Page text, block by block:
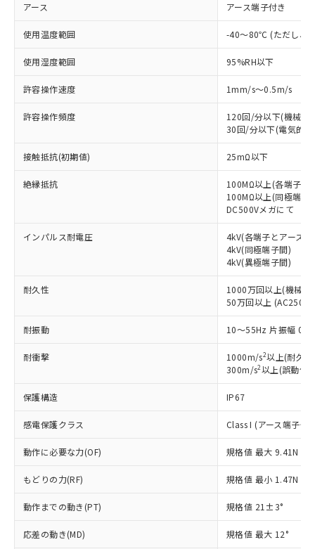
アース アース端子付き
使用温度範囲 -40～80℃ (ただし、
使用湿度範囲 95%RH以下
許容操作速度 1mm/s～0.5m/s
許容操作頻度
120回/分以下(機械的)
30回/分以下(電気的)
接触抵抗(初期値) 25mΩ以下
絶縁抵抗
100MΩ以上(各端子と
100MΩ以上(同極端子
DC500Vメガにて
インパルス耐電圧
4kV(各端子とアース間
4kV(同極端子間)
4kV(異極端子間)
耐久性
1000万回以上(機械的)
50万回以上 (AC250V
耐振動 10～55Hz 片振幅
耐衝撃 1000m/s2以上(耐久)
300m/s2以上(誤動作)
保護構造 IP67
感電保護クラス Class I (アース端子付
動作に必要な力(OF) 規格値 最大 9.41N
もどりの力(RF) 規格値 最小 1.47N
動作までの動き(PT) 規格値 21±3°
応差の動き(MD) 規格値 最大 12°
本サービスは、当社制御機器事業取扱
商品の当社在庫状況および標準価格
(税抜)を提供させていただくもので
当社制御機器事業取扱商品の中には、
本サービスの対象外となる商品もある
在庫状況および標準価格照会結果は、
記載している更新日時点での社内デー
タに基づき作成されるものであり、閲
覧された時点での実際の在庫および標
準価格とは異なる場合があることをご
正式な納期状況および標準価格はお客
様のお取引先、またはお客様担当のオ
ムロン制御機器販売店・当社販売員に
オムロン制御機器販売店や当社販売拠
」をご確認
在庫状況および標準価格結果を当社の
事前の承諾なく第三者に漏洩または開
ビス）をご利用いただくには、I-Web
メンバーズにご登録されている必要が
お客様が当ウェブサイト上で当社にご
登録された部品リストについて、当社
および当社の共同利用者が、当社の製
品・サービスに関するお客様との取
引・商談に必要な範囲で利用すること
をご了承ください。
"個人情報
の共同利用に関して"
の「1.共同利
指します。
調査・確認中：EU RoHS指令（10物質）の
非含有の対応状況を調査中または確認中の
商品です。
非該当品：ライセンス料など無形物で、有
害物質有無と関係のない商品です。
仕入先様の事情により、非含有部品として
いたものが、含有品と判明した場合などや
むを得ず変更することがあります。
鉛(Pb) 1000ppm以下、 水銀(Hg) 1000ppm以下、 カド
ミウム(Cd) 100ppm以下、
(PBDE) 1000ppm以下、フタル酸ビス(2-エチルヘキシ
ル) (DEHP)(別名：DOP) 1000ppm以下、フタル酸ブチ
ルベンジル（BBP） 1000ppm以下、フタル酸ジブチル
但し、RoHS指令で産業用監視および制御機器に対する
フタル酸エステル類の４物質については閾値を超える意
部品在庫の切り替え状況などにより、予定
※3 非含有証明書ダウンロード
下記の非含有証明書をダウンロードするこ
とができます。
EU RoHS指令（10物質）の非含有証明書
51物質の非含有証明書（当社基準）
※本証明書は発行日時点で非含有を証明す
るもので、過去に遡って非含有を証明する
「○」：最大均質材料含有率が中国RoHSの
基準値以下であることを示します。
「×」：最大均質材料含有率が中国RoHSの
基準値を超えていることを示します。
「－」：未確認です。当社販売部門へお問
い合わせください。
Pb(鉛) :1000ppm、 Hg(水銀) : 1000ppm、 Cd(カドミウ
Cr(Ⅵ)(六価クロム) : 1000ppm、 PBBs(ポリ臭化ビフェ
ニル類) : 1000ppm、 PBDEs(ポリ臭化ジフェニルエーテ
DBP(フタル酸ジブチル) : 1000ppm、 DIBP(フタル酸ジ
イソブチル) : 1000ppm、 BBP(フタル酸ブチルベンジ
ル) : 1000ppm、
DEHP(フタル酸ビス(2-エチルヘキシル)) : 1000ppm
「ｅ」：有害物質（10物質）のすべてが基
「10」：通常の使用状況下において有害物
質が外部に漏えいし、環境に深刻な影響を
「－」：未確認です。当社販売部門へお問
い合わせください。
当社は、これら貴社製品のうち、外国
（以下｢規制貨物等」という）を輸出
または国外への提供する場合は、日本
国政府の輸出許可(または役務取引許
可)を取得するなどの必要な手続きを
当社は規制貨物を破棄する場合は、完
全に破砕するなど、違法に輸出されな
いよう必要な手段を講じます。
当社は貴社製品を、核兵器、ミサイ
ル、化学兵器、生物兵器またはその他
武器並びにこれらの製造装置等に一切
当社は、貴社製品を第三者に販売する
場合は、上記1、2および3の内容を当
該第三者に通知します。また当社は、
販売先および販売に係わる関係者が違
法に輸出するおそれがある場合は、取
キャンセル
号
一定数には満たないが在庫あり
在庫なし(最新の在庫状況につ
いては、お客様のお取引先、ま
たはお客様担当のオムロン制御
機器販売店・当社販売員にご確
受注生産機種、また在庫状況の